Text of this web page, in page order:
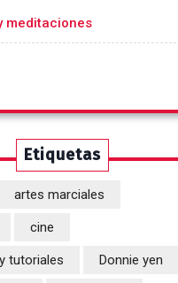
meditaciones
Etiquetas
artes marciales
cine
tutoriales Donnie yen